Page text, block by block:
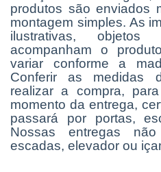
produtos são enviados
montagem simples. As
ilustrativas,
acompanham o
variar conforme a
Conferir as medidas
realizar a compra,
momento da entrega,
passará por portas,
Nossas entregas
escadas, elevador ou